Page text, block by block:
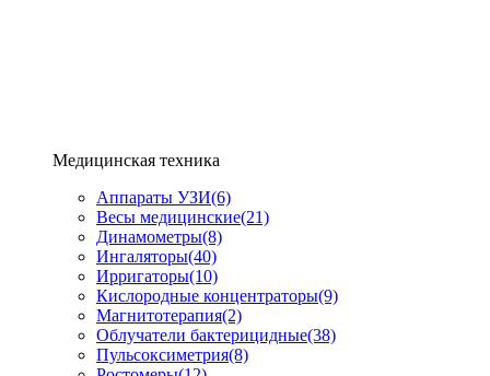
Медицинская техника
Аппараты УЗИ(6)
Весы медицинские(21)
Динамометры(8)
Ингаляторы(40)
Ирригаторы(10)
Кислородные концентраторы(9)
Магнитотерапия(2)
Облучатели бактерицидные(38)
Пульсоксиметрия(8)